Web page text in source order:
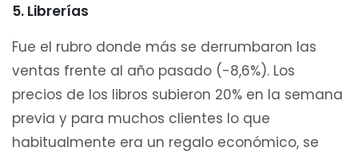
5. Librerías
Fue el rubro donde más se derrumbaron las
ventas frente al año pasado (-8,6%). Los
precios de los libros subieron 20% en la semana
previa y para muchos clientes lo que
habitualmente era un regalo económico, se